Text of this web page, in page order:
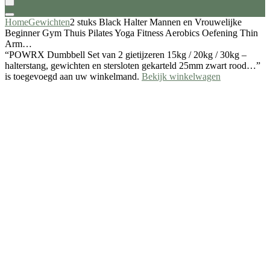
HomeGewichten2 stuks Black Halter Mannen en Vrouwelijke
Beginner Gym Thuis Pilates Yoga Fitness Aerobics Oefening Thin
Arm…
“POWRX Dumbbell Set van 2 gietijzeren 15kg / 20kg / 30kg –
halterstang, gewichten en stersloten gekarteld 25mm zwart rood…”
is toegevoegd aan uw winkelmand. Bekijk winkelwagen